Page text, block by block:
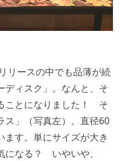
リースの中でも品薄が続
ディスク」。なんと、そ
ことになりました！ そ
ス」（写真左）。直径60
す。単にサイズが大き
なる？ いやいや、